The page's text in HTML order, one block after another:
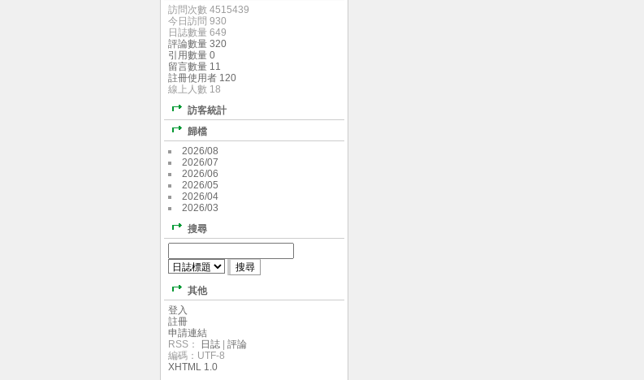
訪問次數 4515439
今日訪問 930
日誌數量 649
評論數量 320
引用數量 0
留言數量 11
註冊使用者 120
線上人數 18
訪客統計
歸檔
2026/08
2026/07
2026/06
2026/05
2026/04
2026/03
搜尋
其他
登入
註冊
申請連結
RSS：
日誌
評論
編碼：UTF-8
XHTML 1.0